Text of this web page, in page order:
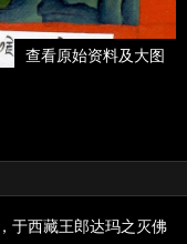
查看原始资料及大图
于西藏王郎达玛之灭佛